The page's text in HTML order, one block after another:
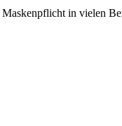
in vielen